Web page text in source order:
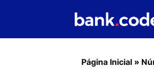
Página Inicial »